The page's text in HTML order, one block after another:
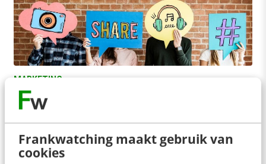
Frankwatching maakt gebruik van
cookies
MARKETING
10x Scoren met slimme content voor social
media
Succes met social media alleen weggelegd voor
de grote bedrijven met dito portemonnees? Onzin!
Wil je voor jouw (lokale of kleine) bedrijf…